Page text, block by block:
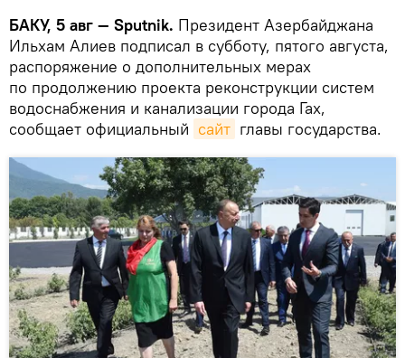
БАКУ, 5 авг — Sputnik. Президент Азербайджана
Ильхам Алиев подписал в субботу, пятого августа,
распоряжение о дополнительных мерах
по продолжению проекта реконструкции систем
водоснабжения и канализации города Гах,
сообщает официальный сайт главы государства.